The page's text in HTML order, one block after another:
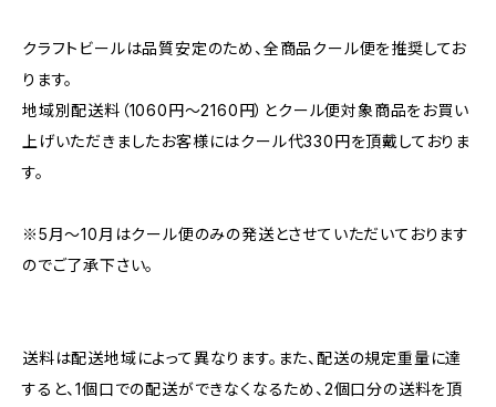
クラフトビールは品質安定のため、全商品クール便を推奨してお
ります。
地域別配送料（1060円～2160円）とクール便対象商品をお買い
上げいただきましたお客様にはクール代330円を頂戴しておりま
す。
※5月～10月はクール便のみの発送とさせていただいております
のでご了承下さい。
送料は配送地域によって異なります。また、配送の規定重量に達
すると、1個口での配送ができなくなるため、2個口分の送料を頂